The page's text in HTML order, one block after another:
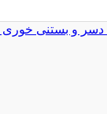
دسر و بستنی خوری